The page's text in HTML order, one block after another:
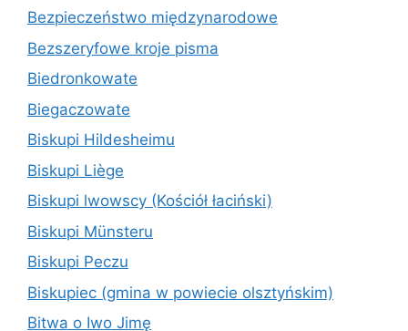
Bezpieczeństwo międzynarodowe
Bezszeryfowe kroje pisma
Biedronkowate
Biegaczowate
Biskupi Hildesheimu
Biskupi Liège
Biskupi lwowscy (Kościół łaciński)
Biskupi Münsteru
Biskupi Peczu
Biskupiec (gmina w powiecie olsztyńskim)
Bitwa o Iwo Jimę